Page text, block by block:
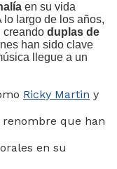
en su vida
lo largo de los años,
creando duplas de
han sido clave
llegue a un
Ricky Martin y
que han
en su